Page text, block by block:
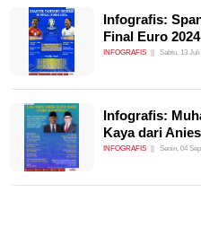
Infografis:
Final Euro 2024
INFOGRAFIS Sabtu, 13
Infografis:
Kaya dari
INFOGRAFIS Senin, 04